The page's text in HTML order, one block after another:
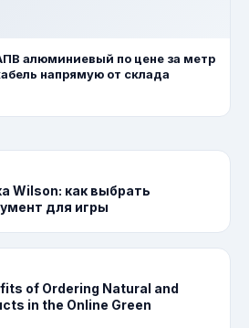
алюминиевый по цене за метр
напрямую от склада
Wilson: как выбрать
для игры
of Ordering Natural and
in the Online Green